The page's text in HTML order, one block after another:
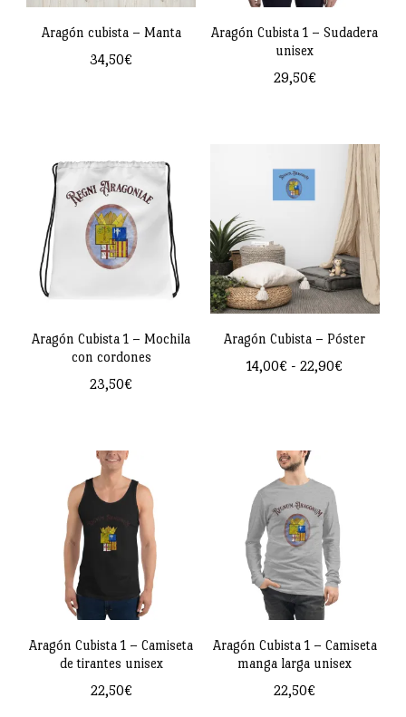
Aragón cubista – Manta
34,50€
Aragón Cubista 1 – Sudadera
unisex
29,50€
tiene
múltiples
variantes.
opciones
se
pueden
elegir
de
producto
Aragón Cubista 1 – Mochila
con cordones
23,50€
Aragón Cubista – Póster
14,00€ - 22,90€
tiene
múltiples
variantes.
Las
opciones
se
pueden
elegir
en
Aragón Cubista 1 – Camiseta
de tirantes unisex
22,50€
Aragón Cubista 1 – Camiseta
manga larga unisex
22,50€